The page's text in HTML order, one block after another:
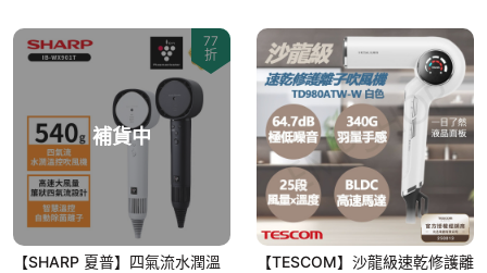
補貨中
77
折
【SHARP 夏普】四氣流水潤溫
【TESCOM】沙龍級速乾修護離